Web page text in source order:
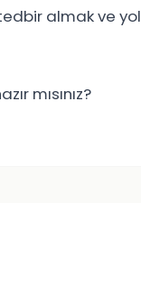
almak ve
mısınız?